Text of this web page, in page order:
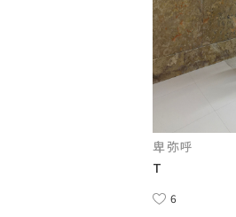
卑弥呼
T
6